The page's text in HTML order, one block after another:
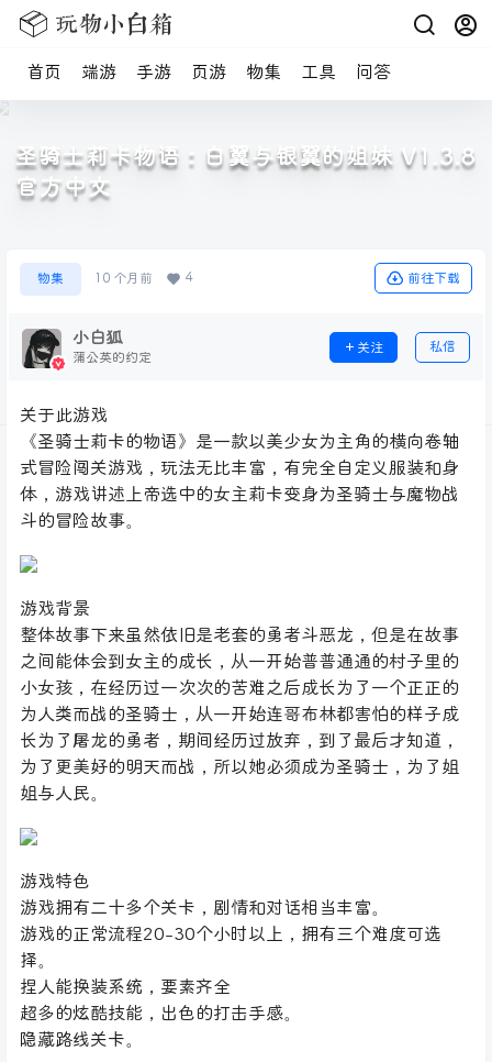
首页 端游 手游 页游 物集 工具 问答
圣骑士莉卡物语：白翼与银翼的姐妹 V1.3.8
官方中文
物集 10 个月前 4 前往下载
小白狐
蒲公英的约定
关注 私信
关于此游戏
《‎圣骑士莉卡的物语》是一款以美少女为主角的横向卷轴
式冒险闯关游戏，玩法无比丰富，有完全自定义服装和身
体，游戏讲述上帝选中的女主莉卡变身为圣骑士与魔物战
斗的冒险故事。
游戏背景
整体故事下来虽然依旧是老套的勇者斗恶龙，但是在故事
之间能体会到女主的成长，从一开始普普通通的村子里的
小女孩，在经历过一次次的苦难之后成长为了一个正正的
为人类而战的圣骑士，从一开始连哥布林都害怕的样子成
长为了屠龙的勇者，期间经历过放弃，到了最后才知道，
为了更美好的明天而战，所以她必须成为圣骑士，为了姐
姐与人民。
游戏特色
游戏拥有二十多个关卡，剧情和对话相当丰富。
游戏的正常流程20-30个小时以上，拥有三个难度可选
择。
捏人能换装系统，要素齐全
超多的炫酷技能，出色的打击手感。
隐藏路线关卡。